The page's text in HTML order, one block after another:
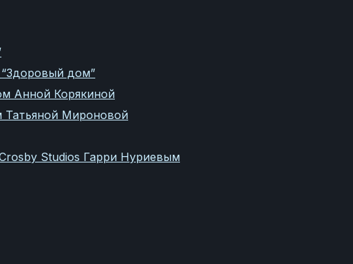
дом”
Анной Корякиной
Татьяной Мироновой
Studios Гарри Нуриевым